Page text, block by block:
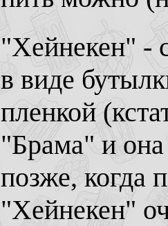
"Хейнекен" -
в виде
пленкой
"Брама" и
позже, когда
"Хейнекен"